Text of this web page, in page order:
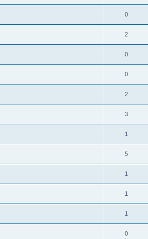
0
2
0
0
2
3
1
5
1
1
1
0